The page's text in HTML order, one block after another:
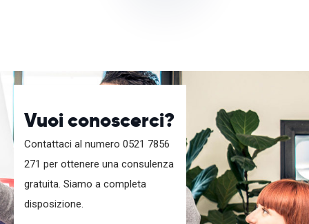
Vuoi conoscerci?
Contattaci al numero 0521 7856
271 per ottenere una consulenza
gratuita. Siamo a completa
disposizione.